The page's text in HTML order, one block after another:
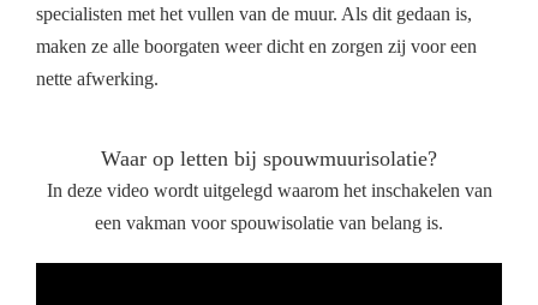
specialisten met het vullen van de muur. Als dit gedaan is,
maken ze alle boorgaten weer dicht en zorgen zij voor een
nette afwerking.
Waar op letten bij spouwmuurisolatie?
In deze video wordt uitgelegd waarom het inschakelen van
een vakman voor spouwisolatie van belang is.